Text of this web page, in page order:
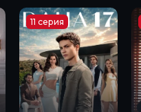
11 серия